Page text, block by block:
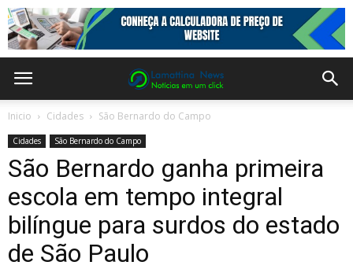
Inicio Cidades São Bernardo do Campo
Cidades São Bernardo do Campo
São Bernardo ganha primeira
escola em tempo integral
bilíngue para surdos do estado
de São Paulo